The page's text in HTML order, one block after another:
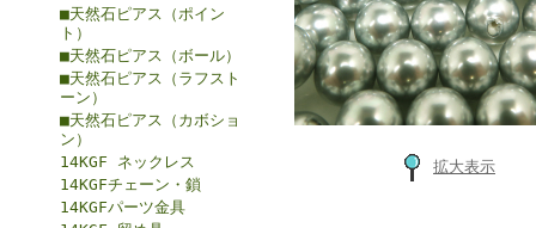
■天然石ピアス（ポイン
ト）
■天然石ピアス（ボール）
■天然石ピアス（ラフスト
ーン）
■天然石ピアス（カボショ
ン）
14KGF ネックレス
14KGFチェーン・鎖
14KGFパーツ金具
拡大表示